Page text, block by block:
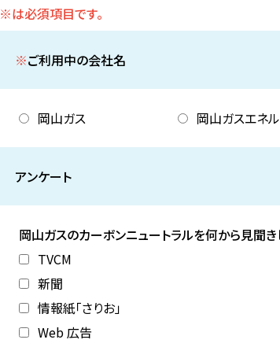
※は必須項目です。
※ご利用中の会社名
岡山ガス 岡山ガスエネ
アンケート
岡山ガスのカーボンニュートラルを何から見聞き
TVCM
新聞
情報紙「さりお」
Web 広告